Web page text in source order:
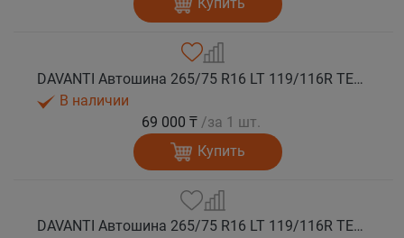
DAVANTI Автошина 265/75 R16 LT 119/116R TERRATOURA A/T RBL 8PR RPR M+S
В наличии
69 000 ₸ /за 1 шт.
Купить
DAVANTI Автошина 265/75 R16 LT 119/116R TERRATOURA A/T RWL 8PR RPR M+S